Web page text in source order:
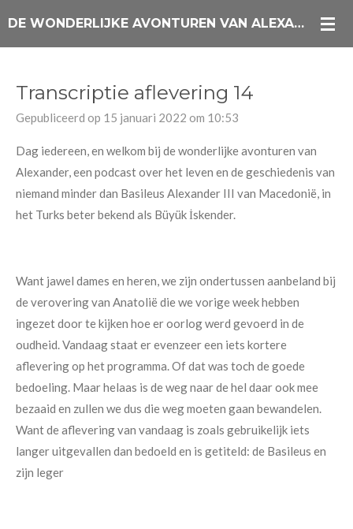
Ga
hoofdinhoud
DE WONDERLIJKE AVONTUREN VAN ALEXANDER DE GROTE PODCAST
Transcriptie aflevering 14
Gepubliceerd op 15 januari 2022 om 10:53
Dag iedereen, en welkom bij de wonderlijke avonturen van
Alexander, een podcast over het leven en de geschiedenis van
niemand minder dan Basileus Alexander III van Macedonië, in
het Turks beter bekend als Büyük İskender.
Want jawel dames en heren, we zijn ondertussen aanbeland bij
de verovering van Anatolië die we vorige week hebben
ingezet door te kijken hoe er oorlog werd gevoerd in de
oudheid. Vandaag staat er evenzeer een iets kortere
aflevering op het programma. Of dat was toch de goede
bedoeling. Maar helaas is de weg naar de hel daar ook mee
bezaaid en zullen we dus die weg moeten gaan bewandelen.
Want de aflevering van vandaag is zoals gebruikelijk iets
langer uitgevallen dan bedoeld en is getiteld: de Basileus en
zijn leger